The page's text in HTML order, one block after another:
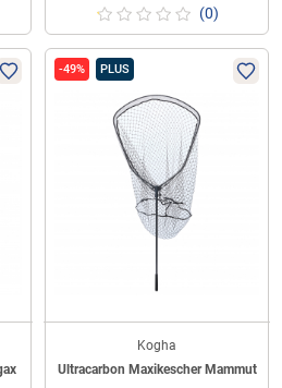
(0)
-49% PLUS
Kogha
Ultracarbon Maxikescher Mammut